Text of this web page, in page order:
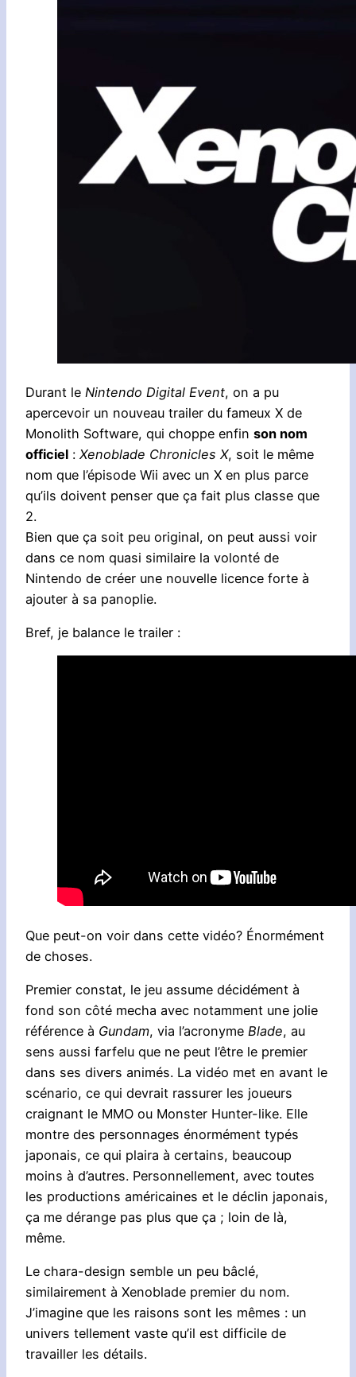
Durant le Nintendo Digital Event, on a pu
apercevoir un nouveau trailer du fameux X de
Monolith Software, qui choppe enfin son nom
officiel : Xenoblade Chronicles X, soit le même
nom que l’épisode Wii avec un X en plus parce
qu’ils doivent penser que ça fait plus classe que
2.
Bien que ça soit peu original, on peut aussi voir
dans ce nom quasi similaire la volonté de
Nintendo de créer une nouvelle licence forte à
ajouter à sa panoplie.
Bref, je balance le trailer :
Que peut-on voir dans cette vidéo? Énormément
de choses.
Premier constat, le jeu assume décidément à
fond son côté mecha avec notamment une jolie
référence à Gundam, via l’acronyme Blade, au
sens aussi farfelu que ne peut l’être le premier
dans ses divers animés. La vidéo met en avant le
scénario, ce qui devrait rassurer les joueurs
craignant le MMO ou Monster Hunter-like. Elle
montre des personnages énormément typés
japonais, ce qui plaira à certains, beaucoup
moins à d’autres. Personnellement, avec toutes
les productions américaines et le déclin japonais,
ça me dérange pas plus que ça ; loin de là,
même.
Le chara-design semble un peu bâclé,
similairement à Xenoblade premier du nom.
J’imagine que les raisons sont les mêmes : un
univers tellement vaste qu’il est difficile de
travailler les détails.